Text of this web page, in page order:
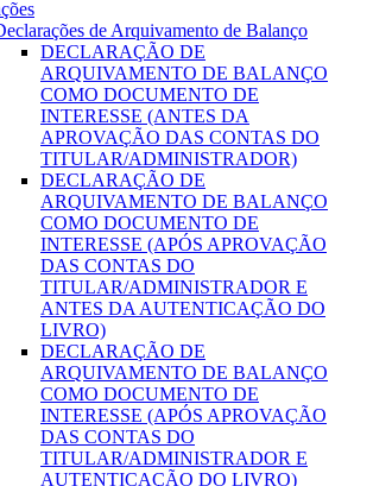
de Arquivamento de Balanço
DECLARAÇÃO DE
ARQUIVAMENTO DE BALANÇO
COMO DOCUMENTO DE
INTERESSE (ANTES DA
APROVAÇÃO DAS CONTAS DO
TITULAR/ADMINISTRADOR)
DECLARAÇÃO DE
ARQUIVAMENTO DE BALANÇO
COMO DOCUMENTO DE
INTERESSE (APÓS APROVAÇÃO
DAS CONTAS DO
TITULAR/ADMINISTRADOR E
ANTES DA AUTENTICAÇÃO DO
LIVRO)
DECLARAÇÃO DE
ARQUIVAMENTO DE BALANÇO
COMO DOCUMENTO DE
INTERESSE (APÓS APROVAÇÃO
DAS CONTAS DO
TITULAR/ADMINISTRADOR E
AUTENTICAÇÃO DO LIVRO)